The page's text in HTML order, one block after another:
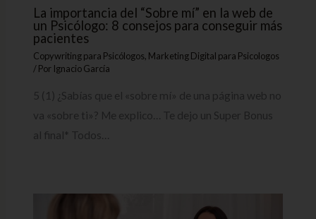
La importancia del “Sobre mí” en la web de
un Psicólogo: 8 consejos para conseguir más
pacientes
Copywriting para Psicólogos, Marketing Digital para Psicologos
/ Por Ignacio García
5 (1) ¿Sabías que el «sobre mí» de una página web no
va «sobre ti»? Me explico… Te dejo un Super Bonus
al final* Todos…